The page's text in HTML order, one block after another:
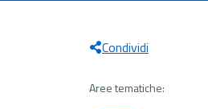
Condividi
Aree tematiche: